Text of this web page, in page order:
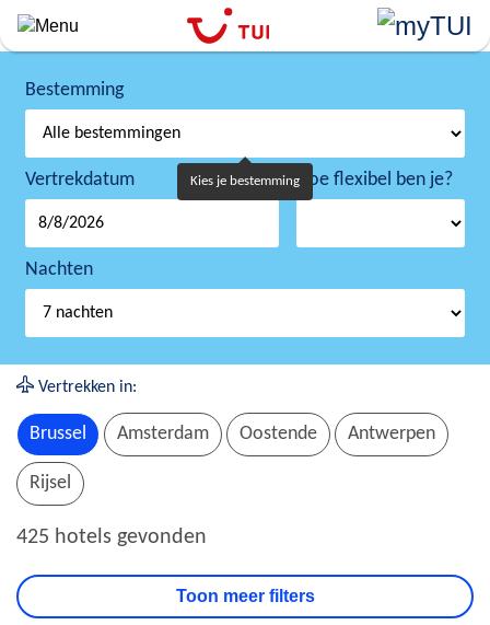
Overslaan
en
algemene
inhoud
gaan
Bestemming
Kies je bestemming
Vertrekdatum Hoe flexibel ben je?
Nachten
425 hotels gevonden
Vertrekken in:
Brussel Amsterdam Oostende Antwerpen
Rijsel